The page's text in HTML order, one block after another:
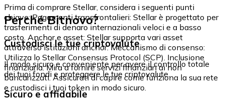
Prima di comprare Stellar, considera i seguenti punti
chiave: Pagamenti transfrontalieri: Stellar è progettato per
trasferimenti di denaro internazionali veloci e a basso
costo. Anchor e asset: Stellar supporta vari asset
attraverso istituzioni anchor. Meccanismo di consenso:
Utilizza lo Stellar Consensus Protocol (SCP). Inclusione
finanziaria: Mira a fornire servizi finanziari ai non
bancarizzati. Assicurati di capire come funziona la sua rete
e custodisci i tuoi token in modo sicuro.
Perché Bitnovo?
Custodisci le tue criptovalute
Il modo sicuro e conveniente per avere il controllo totale
dei tuoi fondi e proteggere le tue criptovalute.
Sicuro e affidabile